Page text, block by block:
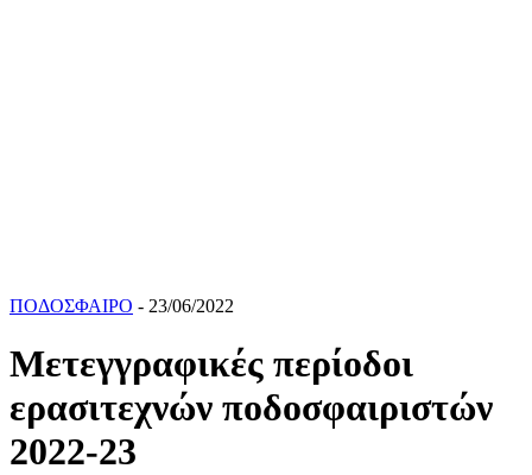
ΠΟΔΟΣΦΑΙΡΟ - 23/06/2022
Μετεγγραφικές περίοδοι
ερασιτεχνών ποδοσφαιριστών
2022-23